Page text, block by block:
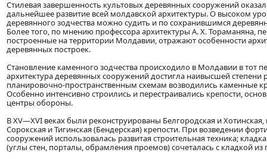
Стилевая завершенность культовых деревянных сооружений
дальнейшее развитие всей молдавской архитектуры. О высоком
деревянного зодчества можно судить и по сохранившимся
Более того, по мнению профессора архитектуры А. X. Тораманяна,
построенные на территории Молдавии, отражают особенности
деревянных построек.
Становление каменного зодчества происходило в Молдавии в тот
архитектура деревянных сооружений достигла наивысшей степени
планировочно-пространственным схемам возводились каменные
Особенно интенсивно строились и перестраивались крепости,
центры обороны.
В XV—XVI веках были реконструированы Белгородская и
Сорокская и Тигинская (Бендерская) крепости. При возведении
сооружений использовалась развитая строительная техника;
(углы стен, порталы, обрамления проемов) сочеталась с кладкой из